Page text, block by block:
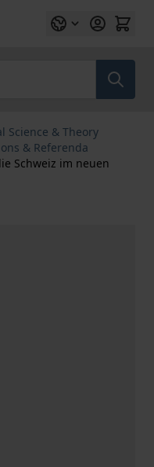
Science & Theory
& Referenda
Schweiz im neuen